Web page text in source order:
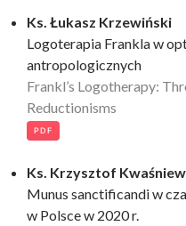
Ks. Łukasz Krzewiński
Logoterapia Frankla w
antropologicznych
Frankl’s Logotherapy:
Reductionisms
PDF
Ks. Krzysztof
Munus sanctificandi w
w Polsce w 2020 r.